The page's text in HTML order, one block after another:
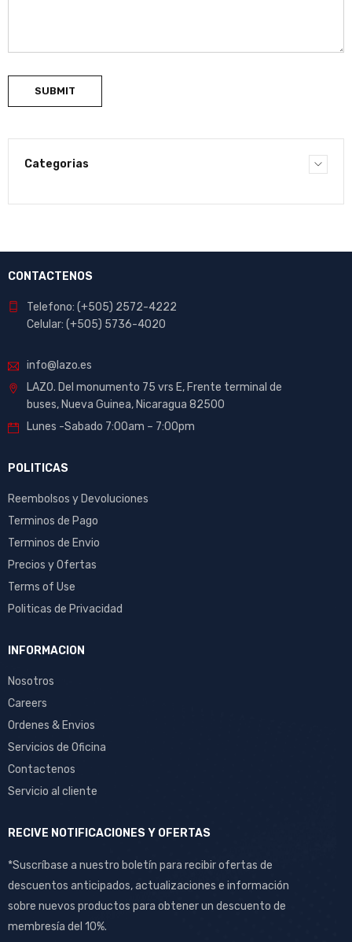
SUBMIT
Categorias
CONTACTENOS
Telefono: (+505) 2572-4222
Celular: (+505) 5736-4020
info@lazo.es
LAZO. Del monumento 75 vrs E, Frente terminal de
buses, Nueva Guinea, Nicaragua 82500
Lunes -Sabado 7:00am – 7:00pm
POLITICAS
Reembolsos y Devoluciones
Terminos de Pago
Terminos de Envio
Precios y Ofertas
Terms of Use
Politicas de Privacidad
INFORMACION
Nosotros
Careers
Ordenes & Envios
Servicios de Oficina
Contactenos
Servicio al cliente
RECIVE NOTIFICACIONES Y OFERTAS
*Suscríbase a nuestro boletín para recibir ofertas de
descuentos anticipados, actualizaciones e información
sobre nuevos productos para obtener un descuento de
membresía del 10%.